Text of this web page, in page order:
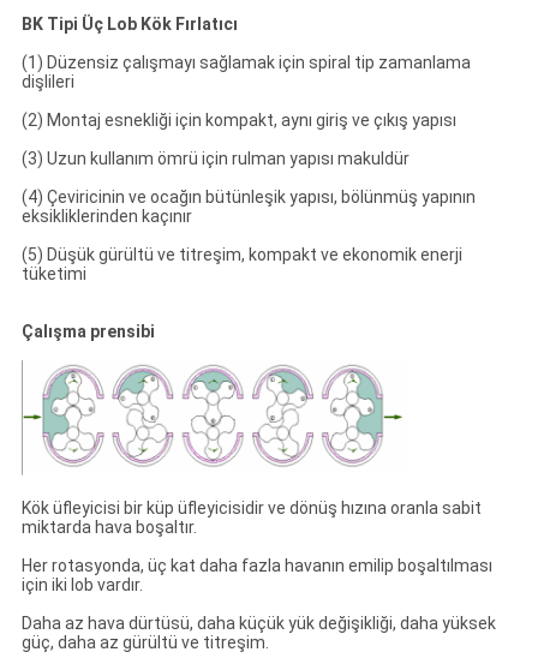
BK Tipi Üç Lob Kök Fırlatıcı
(1) Düzensiz çalışmayı sağlamak için spiral tip zamanlama
dişlileri
(2) Montaj esnekliği için kompakt, aynı giriş ve çıkış yapısı
(3) Uzun kullanım ömrü için rulman yapısı makuldür
(4) Çeviricinin ve ocağın bütünleşik yapısı, bölünmüş yapının
eksikliklerinden kaçınır
(5) Düşük gürültü ve titreşim, kompakt ve ekonomik enerji
tüketimi
Çalışma prensibi
Kök üfleyicisi bir küp üfleyicisidir ve dönüş hızına oranla sabit
miktarda hava boşaltır.
Her rotasyonda, üç kat daha fazla havanın emilip boşaltılması
için iki lob vardır.
Daha az hava dürtüsü, daha küçük yük değişikliği, daha yüksek
güç, daha az gürültü ve titreşim.